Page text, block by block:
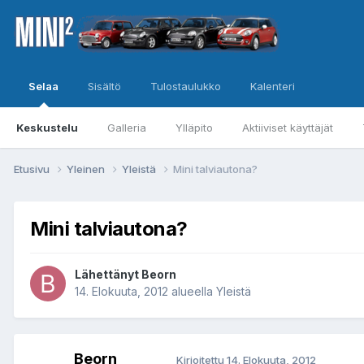
Selaa
Keskustelu Galleria Ylläpito Aktiiviset käyttäjät
Sisältö Tulostaulukko Kalenteri
Etusivu Yleinen Yleistä Mini talviautona?
Mini talviautona?
Lähettänyt Beorn
14. Elokuuta, 2012 alueella Yleistä
Beorn Kirjoitettu 14. Elokuuta, 2012